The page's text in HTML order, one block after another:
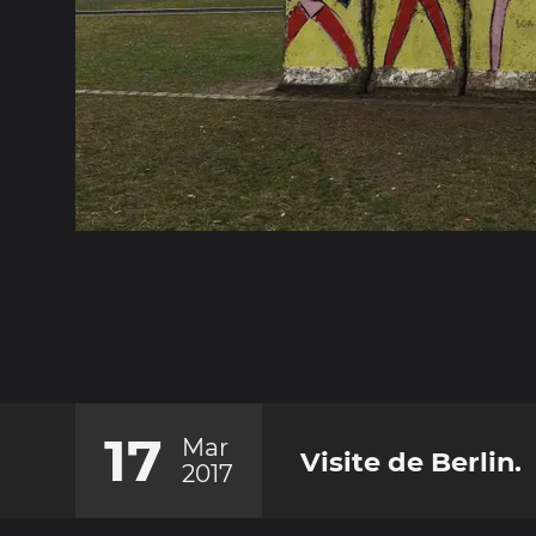
17
Mar
2017
Visite de Berlin.